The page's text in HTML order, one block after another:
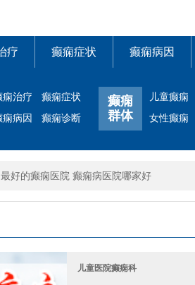
疗 癫痫症状 癫痫病因
痫治疗
癫痫症状
痫病因
癫痫诊断
癫痫
群体
儿童癫痫
女性癫痫
最好的癫痫医院 癫痫病医院哪家好
儿童医院癫痫科